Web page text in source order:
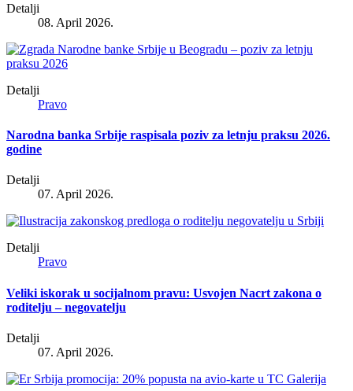
Detalji
08. April 2026.
Detalji
Pravo
Narodna banka Srbije raspisala poziv za letnju praksu 2026.
godine
Detalji
07. April 2026.
Detalji
Pravo
Veliki iskorak u socijalnom pravu: Usvojen Nacrt zakona o
roditelju – negovatelju
Detalji
07. April 2026.